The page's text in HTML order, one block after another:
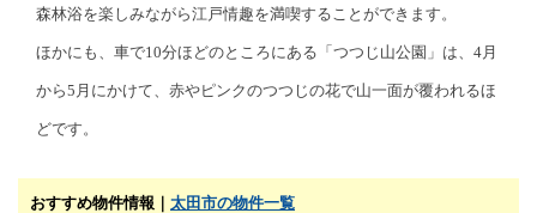
森林浴を楽しみながら江戸情趣を満喫することができます。
ほかにも、車で10分ほどのところにある「つつじ山公園」は、4月
から5月にかけて、赤やピンクのつつじの花で山一面が覆われるほ
どです。
おすすめ物件情報｜ 太田市の物件一覧